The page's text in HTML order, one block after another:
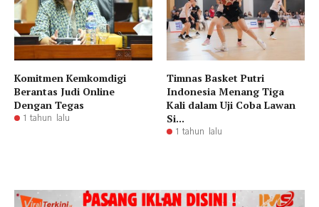
Komitmen Kemkomdigi
Berantas Judi Online
Dengan Tegas
1 tahun lalu
Timnas Basket Putri
Indonesia Menang Tiga
Kali dalam Uji Coba Lawan
Si...
1 tahun lalu